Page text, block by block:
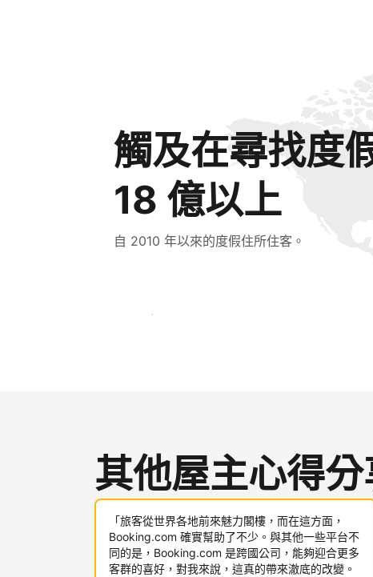
觸及在尋找度
18 億以上
自 2010 年以來的度假住所住客。
立即接觸新住客
其他屋主心得
「旅客從世界各地前來魅力閣樓，而在這方面，
Booking.com 確實幫助了不少。與其他一些平台不
同的是，Booking.com 是跨國公司，能夠迎合更多
客群的喜好，對我來說，這真的帶來澈底的改變。